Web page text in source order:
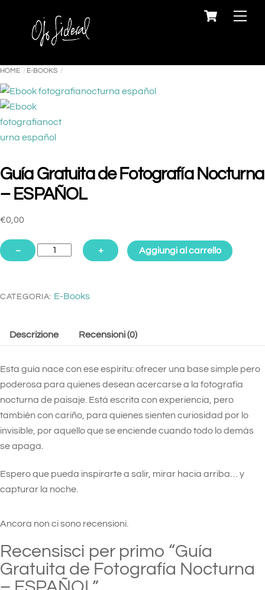
content
Cart
HOME E-BOOKS
Guía Gratuita de Fotografía Nocturna
– ESPAÑOL
€0,00
−
Guía
Fotografía
ESPAÑOL
+ Aggiungi al carrello
CATEGORIA: E-Books
Descrizione Recensioni (0)
Esta guía nace con ese espíritu: ofrecer una base simple pero
poderosa para quienes desean acercarse a la fotografía
nocturna de paisaje. Está escrita con experiencia, pero
también con cariño, para quienes sienten curiosidad por lo
invisible, por aquello que se enciende cuando todo lo demás
se apaga.
Espero que pueda inspirarte a salir, mirar hacia arriba… y
capturar la noche.
Ancora non ci sono recensioni.
Recensisci per primo “Guía
Gratuita de Fotografía Nocturna